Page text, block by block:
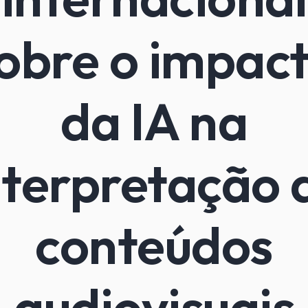
o
da IA na
conteúdos